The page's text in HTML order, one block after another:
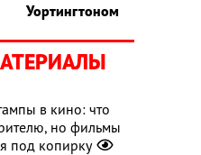
Уортингтоном
в кино: что
но фильмы
под копирку